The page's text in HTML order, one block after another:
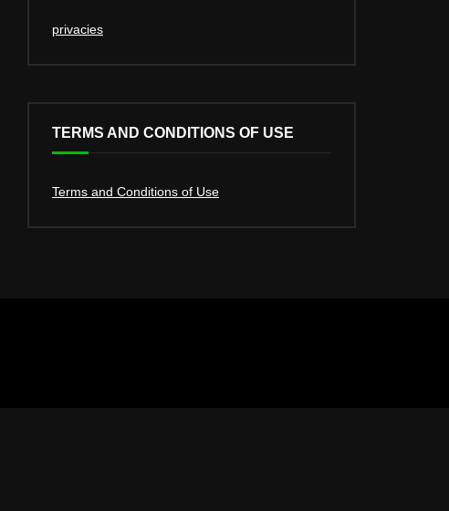
privacies
TERMS AND CONDITIONS OF USE
Terms and Conditions of Use